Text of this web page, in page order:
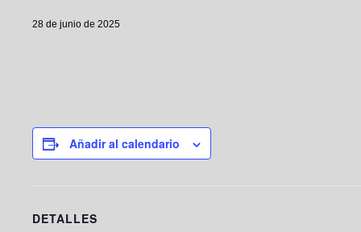
28 de junio de 2025
Añadir al calendario
DETALLES